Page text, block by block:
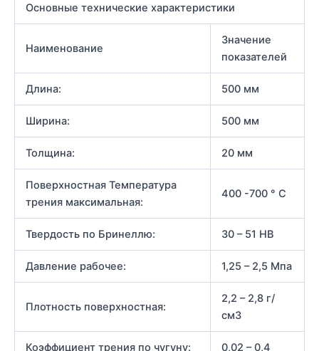
Основные технические характеристики
Наименование
Значение
показателей
Длина: 500 мм
Ширина: 500 мм
Толщина: 20 мм
Поверхностная Температура
трения максимальная:
400 -700 ° С
Твердость по Бринеллю: 30 – 51 НВ
Давление рабочее: 1,25 – 2,5 Мпа
Плотность поверхностная:
2,2 – 2,8 г/
см3
Коэффициент трения по чугуну: 0,02 – 0,4